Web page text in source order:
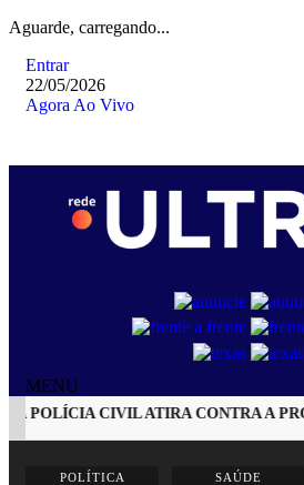
Aguarde, carregando...
Entrar
22/05/2026
Agora Ao Vivo
MENU
POLÍCIA CIVIL ATIRA CONTRA A
EM ALTA
POLÍTICA SAÚDE